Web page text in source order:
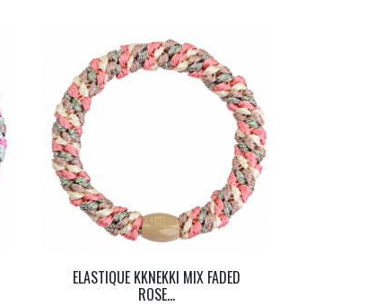
ELASTIQUE KKNEKKI MIX FADED
ROSE...